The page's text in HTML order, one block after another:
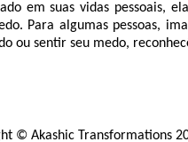
em suas vidas pessoais,
Para algumas pessoas,
ou sentir seu medo,
© Akashic Transformations